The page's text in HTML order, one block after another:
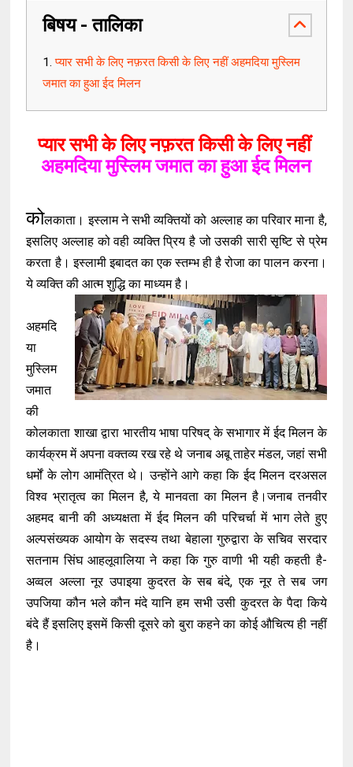
बिषय - तालिका
प्यार सभी के लिए नफ़रत किसी के लिए नहीं अहमदिया मुस्लिम
जमात का हुआ ईद मिलन
प्यार सभी के लिए नफ़रत किसी के लिए नहीं
अहमदिया मुस्लिम जमात का हुआ ईद मिलन
कोलकाता। इस्लाम ने सभी व्यक्तियों को अल्लाह का परिवार माना है,
इसलिए अल्लाह को वही व्यक्ति प्रिय है जो उसकी सारी सृष्टि से प्रेम
करता है। इस्लामी इबादत का एक स्तम्भ ही है रोजा का पालन करना।
ये व्यक्ति की आत्म शुद्धि का माध्यम है।
अहमदि
या
मुस्लिम
जमात
की
कोलकाता शाखा द्वारा भारतीय भाषा परिषद् के सभागार में ईद मिलन के
कार्यक्रम में अपना वक्तव्य रख रहे थे जनाब अबू ताहेर मंडल, जहां सभी
धर्मों के लोग आमंत्रित थे। उन्होंने आगे कहा कि ईद मिलन दरअसल
विश्व भ्रातृत्व का मिलन है, ये मानवता का मिलन है।जनाब तनवीर
अहमद बानी की अध्यक्षता में ईद मिलन की परिचर्चा में भाग लेते हुए
अल्पसंख्यक आयोग के सदस्य तथा बेहाला गुरुद्वारा के सचिव सरदार
सतनाम सिंघ आहलूवालिया ने कहा कि गुरु वाणी भी यही कहती है-
अव्वल अल्ला नूर उपाइया कुदरत के सब बंदे, एक नूर ते सब जग
उपजिया कौन भले कौन मंदे यानि हम सभी उसी कुदरत के पैदा किये
बंदे हैं इसलिए इसमें किसी दूसरे को बुरा कहने का कोई औचित्य ही नहीं
है।